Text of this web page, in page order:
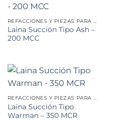
REFACCIONES Y PIEZAS PARA MINERÍA
Laina Succión Tipo Ash –
200 MCC
REFACCIONES Y PIEZAS PARA MINERÍA
Laina Succión Tipo
Warman – 350 MCR